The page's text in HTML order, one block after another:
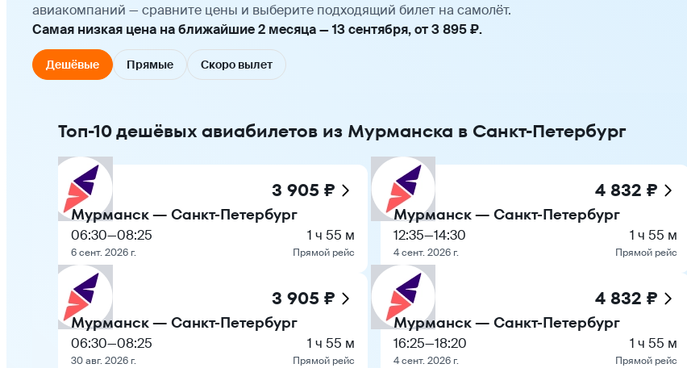
авиакомпаний — сравните цены и выберите подходящий билет на самолёт.
Самая низкая цена на ближайшие 2 месяца — 13 сентября, от 3 895 ₽.
Дешёвые Прямые Скоро вылет
Топ-10 дешёвых авиабилетов из Мурманска в Санкт-Петербург
3 905 ₽
Мурманск — Санкт-Петербург
06:30—08:25
6 сент. 2026 г.
1 ч 55 м
Прямой рейс
3 905 ₽
Мурманск — Санкт-Петербург
06:30—08:25
30 авг. 2026 г.
1 ч 55 м
Прямой рейс
4 832 ₽
Мурманск — Санкт-Петербург
12:35—14:30
4 сент. 2026 г.
1 ч 55 м
Прямой рейс
4 832 ₽
Мурманск — Санкт-Петербург
16:25—18:20
4 сент. 2026 г.
1 ч 55 м
Прямой рейс